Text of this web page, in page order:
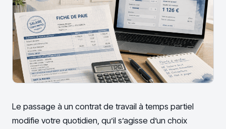
Le passage à un contrat de travail à temps partiel
modifie votre quotidien, qu’il s’agisse d’un choix